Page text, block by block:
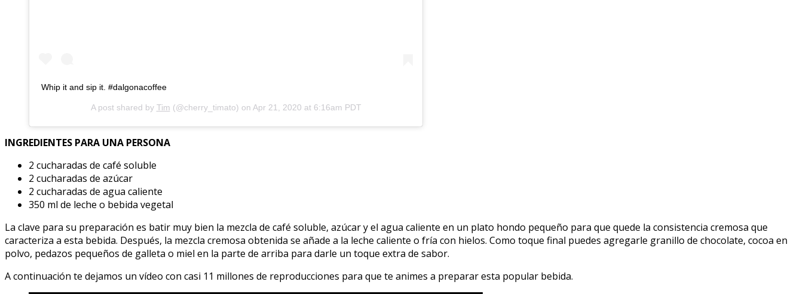
Whip it and sip it. #dalgonacoffee
A post shared by Tim (@cherry_timato) on Apr 21, 2020 at 6:16am PDT
INGREDIENTES PARA UNA PERSONA
2 cucharadas de café soluble
2 cucharadas de azúcar
2 cucharadas de agua caliente
350 ml de leche o bebida vegetal
La clave para su preparación es batir muy bien la mezcla de café soluble, azúcar y el agua caliente en un plato hondo pequeño para que quede la consistencia cremosa que
caracteriza a esta bebida. Después, la mezcla cremosa obtenida se añade a la leche caliente o fría con hielos. Como toque final puedes agregarle granillo de chocolate, cocoa en
polvo, pedazos pequeños de galleta o miel en la parte de arriba para darle un toque extra de sabor.
A continuación te dejamos un vídeo con casi 11 millones de reproducciones para que te animes a preparar esta popular bebida.